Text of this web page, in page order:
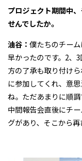
――プロジェクト期間中
せんでしたか。
油谷：僕たちのチー
早かったのです。2、
方の了承も取り付け
に参加してくれ、意
ね。ただあまりに順
中間報告会直後にチ
グがあり、そこから再